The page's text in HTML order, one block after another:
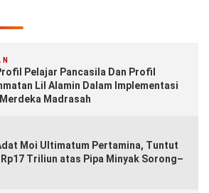
Pelajar Pancasila Dan Profil
Lil Alamin Dalam Implementasi
Madrasah
Moi Ultimatum Pertamina, Tuntut
Triliun atas Pipa Minyak Sorong–